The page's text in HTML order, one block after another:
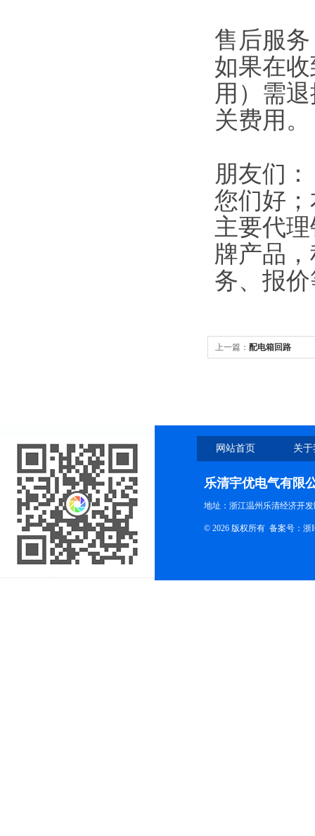
售后服务
如果在
用）需
关费用
朋友们：
您们好
主要代
牌产品
务、报
上一篇： 配电箱回路
网站首页 关
乐清宇优电气有限
地址：浙江温州乐清经济开
© 2026 版权所有 备案号：浙